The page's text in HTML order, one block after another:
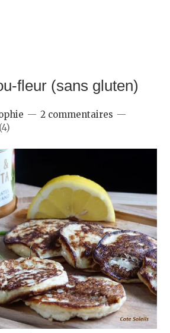
fleur (sans gluten)
2 commentaires
(4)